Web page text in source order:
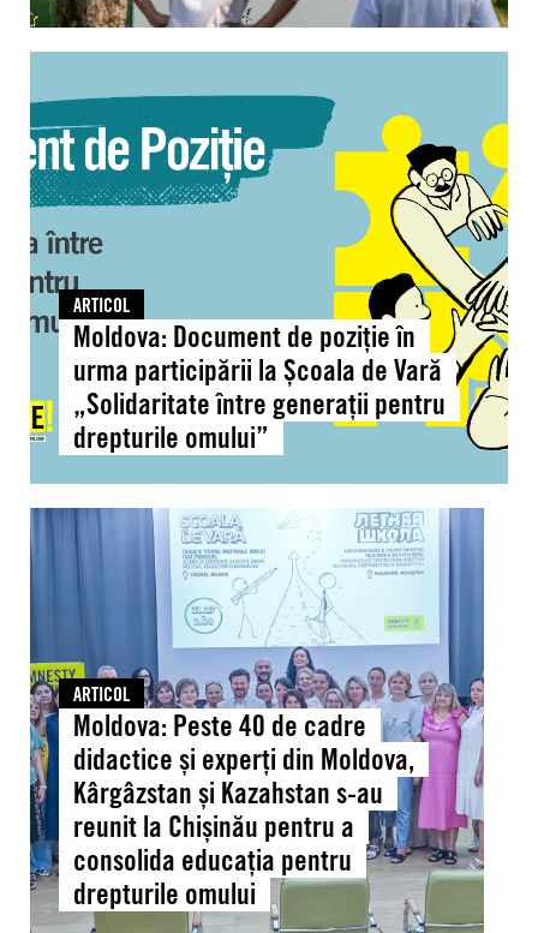
Document
de
poziție
în
urma
participării
Școala
de
„Solidaritate
între
generații
omului”
ARTICOL
Moldova: Document de poziție în
urma participării la Școala de Vară
„Solidaritate între generații pentru
drepturile omului”
Moldova:
Peste
didactice
și
experți
din
Moldova,
Kârgâzstan
și
Kazahstan
s-
au
ARTICOL
Moldova: Peste 40 de cadre
didactice și experți din Moldova,
Kârgâzstan și Kazahstan s-au
reunit la Chișinău pentru a
consolida educația pentru
drepturile omului